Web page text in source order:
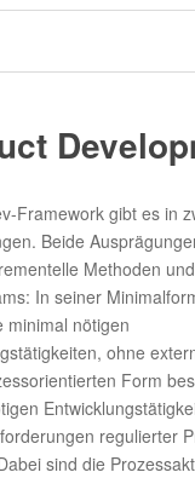
Framework gibt es in
Beide
Methoden
In seiner
minimal nötigen
ohne
Form
regulierter
sind die